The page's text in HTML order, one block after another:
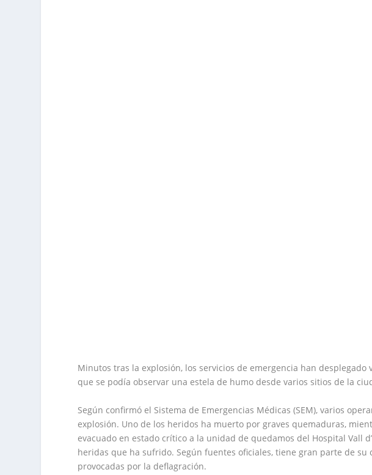
Minutos tras la explosión, los servicios de emergencia han
que se podía observar una estela de humo desde varios sitios de la
Según confirmó el Sistema de Emergencias Médicas (SEM), varios
explosión. Uno de los heridos ha muerto por graves quemaduras,
evacuado en estado crítico a la unidad de quedamos del Hospital Vall
heridas que ha sufrido. Según fuentes oficiales, tiene gran parte de
provocadas por la deflagración.